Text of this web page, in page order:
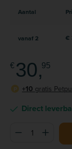
Direct
Aantal
vanaf 2 €
€ 30,95
P +10 gratis